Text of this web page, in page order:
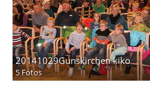
20141029Gunskirchen kiko
5 Fotos